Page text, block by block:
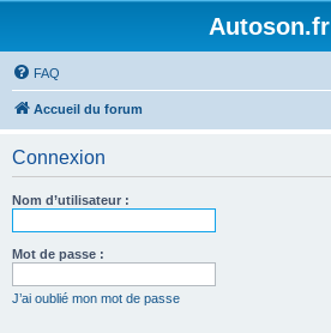
Autoson.fr
FAQ
Accueil du forum
Connexion
Nom d’utilisateur :
Mot de passe :
J’ai oublié mon mot de passe